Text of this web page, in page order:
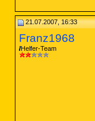
21.07.2007, 16:33
Franz1968
Helfer-Team